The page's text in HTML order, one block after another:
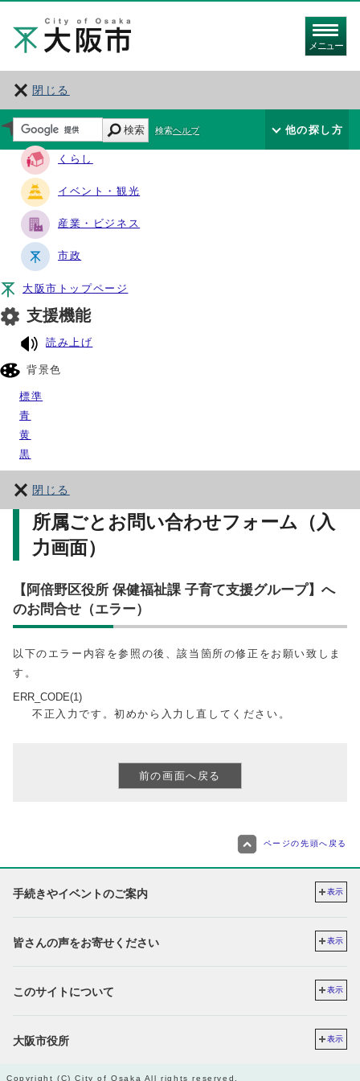
メニュー
閉じる
サイト・ナビ
くらし
イベント・観光
産業・ビジネス
市政
大阪市トップページ
支援機能
読み上げ
背景色
標準
青
黄
黒
閉じる
検索 検索ヘルプ 他の探し方
所属ごとお問い合わせフォーム（入
力画面）
【阿倍野区役所 保健福祉課 子育て支援グループ】へ
のお問合せ（エラー）
以下のエラー内容を参照の後、該当箇所の修正をお願い致しま
す。
ERR_CODE(1)
不正入力です。初めから入力し直してください。
ページの先頭へ戻る
手続きやイベントのご案内 表示
皆さんの声をお寄せください 表示
このサイトについて 表示
大阪市役所 表示
Copyright (C) City of Osaka All rights reserved.